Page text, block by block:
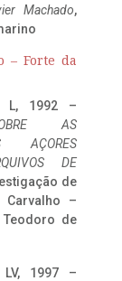
Machado,
– Forte da
L, 1992 –
AS
AÇORES
DE
de
–
de
1997 –